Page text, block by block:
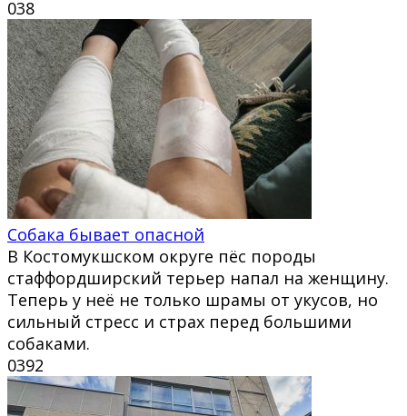
038
Собака бывает опасной
В Костомукшском округе пёс породы
стаффордширский терьер напал на женщину.
Теперь у неё не только шрамы от укусов, но
сильный стресс и страх перед большими
собаками.
0392